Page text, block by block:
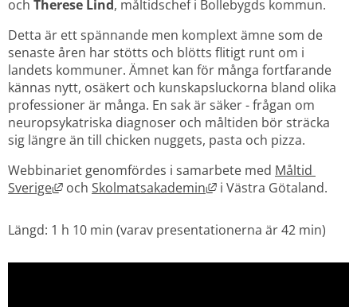
och Therese Lind, måltidschef i Bollebygds kommun.
Detta är ett spännande men komplext ämne som de
senaste åren har stötts och blötts flitigt runt om i
landets kommuner. Ämnet kan för många fortfarande
kännas nytt, osäkert och kunskapsluckorna bland olika
professioner är många. En sak är säker - frågan om
neuropsykatriska diagnoser och måltiden bör sträcka
sig längre än till chicken nuggets, pasta och pizza.
Webbinariet genomfördes i samarbete med Måltid
Sverige Länk till annan webbplats, öppnas i nytt fönster.
och Skolmatsakademin Länk till annan
i Västra Götaland.
Längd: 1 h 10 min (varav presentationerna är 42 min)